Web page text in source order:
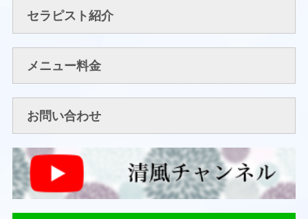
セラピスト紹介
メニュー料金
お問い合わせ